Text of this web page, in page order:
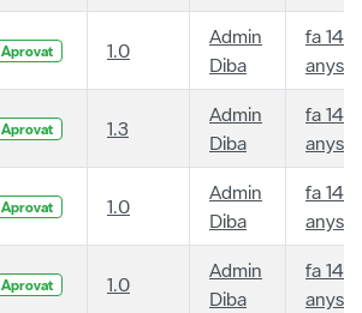
Aprovat 1.0
Admin
Diba
fa 14
anys
Aprovat 1.3
Admin
Diba
fa 14
anys
Aprovat 1.0
Admin
Diba
fa 14
anys
Aprovat 1.0
Admin
Diba
fa 14
anys